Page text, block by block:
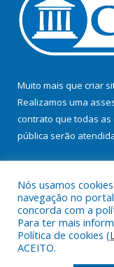
Muito mais que criar
Realizamos uma
contrato que todas as
pública serão
Todos os direitos
Nós usamos
navegação no
concorda com a
Para ter mais
Política de cookies (
ACEITO.